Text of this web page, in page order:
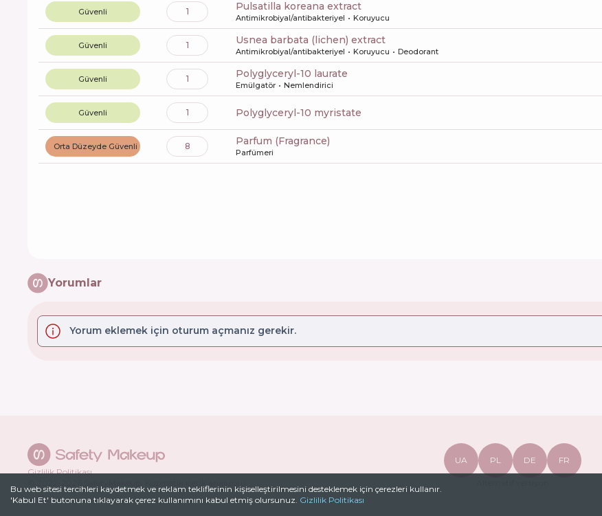
Bu web sitesi tercihleri ​​kaydetmek ve reklam tekliflerinin kişiselleştirilmesini desteklemek için çerezleri kullanır.
'Kabul Et' butonuna tıklayarak çerez kullanımını kabul etmiş olursunuz. Gizlilik Politikası
Güvenli 1 pulsatilla koreana extract
Antimikrobiyal/antibakteriyel Koruyucu
Güvenli 1 usnea barbata (lichen) extract
Antimikrobiyal/antibakteriyel Koruyucu Deodorant
Güvenli 1 polyglyceryl-10 laurate
Emülgatör Nemlendirici
Güvenli 1 polyglyceryl-10 myristate
Orta Düzeyde Güvenli 8 Parfum (Fragrance)
Parfümeri
Yorumlar
Yorum eklemek için oturum açmanız gerekir.
Gizlilik Politikası
UA PL DE FR